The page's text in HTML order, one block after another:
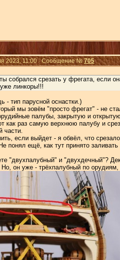
2023, 11:00 · Сообщение №705
собрался срезать у фрегата, если
линкоры!!!
- тип парусной оснастки.)
мы зовём "просто фрегат" - не
палубы, закрытую и
как раз самую верхнюю палубу и
части.
если выйдет - я обвёл, что
понял ещё, как тут принято
"двухпалубный" и "двухдечный"?
он уже - трёхпалубный по орудиям,